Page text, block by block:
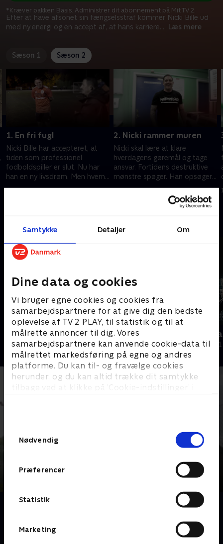
Samtykke Detaljer Om
Dine data og cookies
Vi bruger egne cookies og cookies fra
samarbejdspartnere for at give dig den bedste
oplevelse af TV 2 PLAY, til statistik og til at
målrette annoncer til dig. Vores
samarbejdspartnere kan anvende cookie-data til
målrettet markedsføring på egne og andres
platforme. Du kan til- og fravælge cookies
herunder, og du kan altid trække dit samtykke
tilbage ved at klikke på ’Cookie-indstillinger’ i
Nødvendig
Præferencer
Statistik
Marketing
Efter at have afsonet sin fængselsstraf kommer Nicki Bille ud
med ny energi og en accept af, at hans karriere... Læs mere
*Kræver pakken Basis. Administrer dit abonnement på Mit TV 2.
Sæson 1 Sæson 2
1. En fri fugl
Nicki Bille har accepteret, at
tiden som professionel
fodboldspiller er slut. Nu har
han en ny livsdrøm. Men hvem
tør give ham en sidste chance?.
7. juni 2021 • 22 min
2. Nicki rammer muren
Nicki skal lære at klare
hverdagens gøremål og tage
ansvar. Fortidens destruktive
mønstre spøger. Han opsøger
en traumeterapeut for at deale
med sine problemer
7. juni 2021 • 18 min
Nicki Bille brænder
Dokumentar • 1 sæsoner
Jens the
Dokumentar •
Nicki Bille ud med ny energi og en accept af, at hans